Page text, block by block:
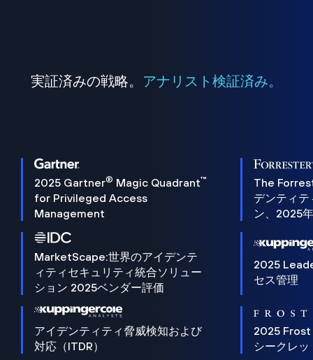
実証済みの戦略。 アナリスト検証済み。
2025 Gartner® Magic Quadrant™
for Privileged Access
Management
The
デンティ
ン、2025
MarketScape:世界のアイデンテ
ィティセキュリティ統合ソリュー
ション 2025ベンダー評価
2025
セス管理
アイデンティティ脅威検知および
対応（ITDR）
2025 Frost
シークレッ